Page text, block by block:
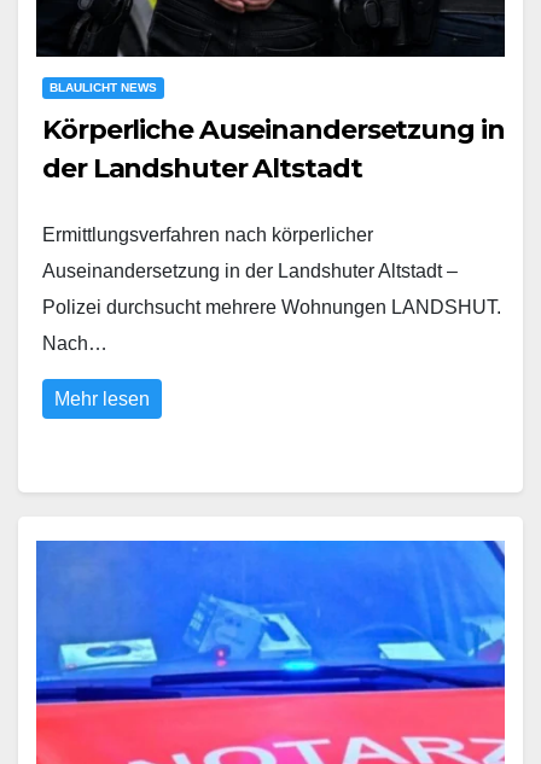
BLAULICHT NEWS
Körperliche Auseinandersetzung in
der Landshuter Altstadt
Ermittlungsverfahren nach körperlicher
Auseinandersetzung in der Landshuter Altstadt –
Polizei durchsucht mehrere Wohnungen LANDSHUT.
Nach…
Mehr lesen